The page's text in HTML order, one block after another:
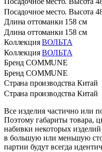
Посадочное место. Высота
Длина оттоманки 158 см
Длина оттоманки 158 см
Коллекция ВОЛЬТА
Коллекция ВОЛЬТА
Бренд COMMUNE
Бренд COMMUNE
Страна производства Китай
Страна производства Китай
Все изделия частично или
Поэтому габариты товара,
набивки некоторых изделий
в большую или меньшую
партии будут всегда